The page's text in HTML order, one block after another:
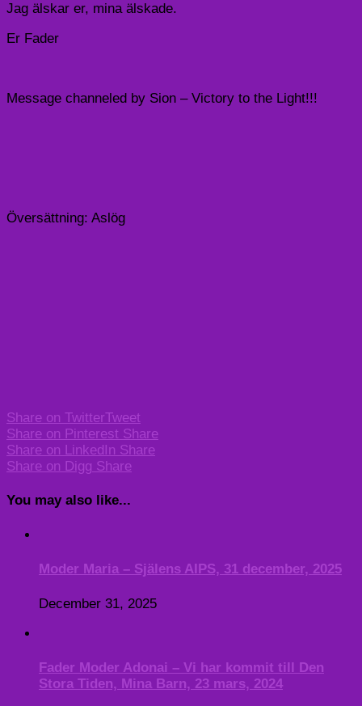
Jag älskar er, mina älskade.
Er Fader
Message channeled by Sion – Victory to the Light!!!
Översättning: Aslög
Share on TwitterTweet
Share on Pinterest Share
Share on LinkedIn Share
Share on Digg Share
You may also like...
Moder Maria – Själens AIPS, 31 december, 2025
December 31, 2025
Fader Moder Adonai – Vi har kommit till Den
Stora Tiden, Mina Barn, 23 mars, 2024